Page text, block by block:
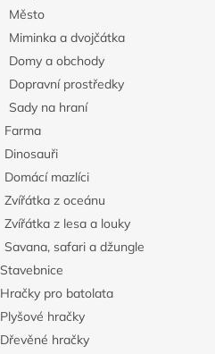
Město
Miminka a dvojčátka
Domy a obchody
Dopravní prostředky
Sady na hraní
Farma
Dinosauři
Domácí mazlíci
Zvířátka z oceánu
Zvířátka z lesa a louky
Savana, safari a džungle
Stavebnice
Hračky pro batolata
Plyšové hračky
Dřevěné hračky